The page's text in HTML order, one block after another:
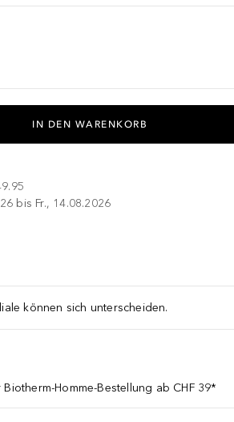
IN DEN WARENKORB
bis Fr., 14.08.2026
können sich unterscheiden.
Homme-Bestellung ab CHF 39*